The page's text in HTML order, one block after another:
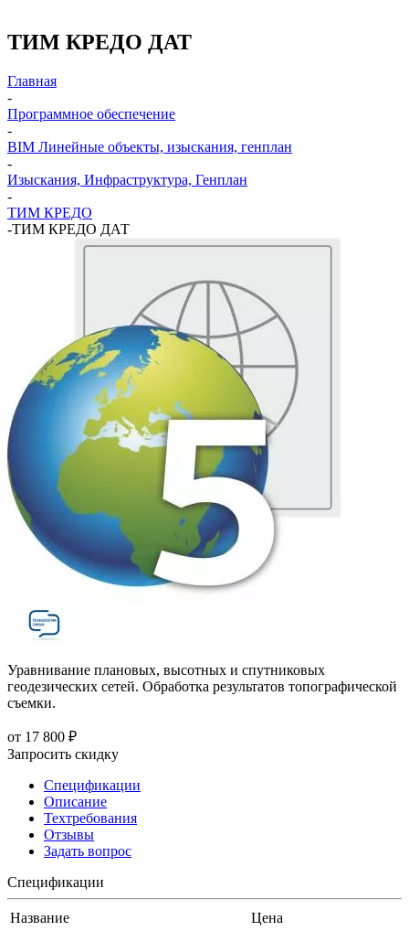
ТИМ КРЕДО ДАТ
Главная
-
Программное обеспечение
-
BIM Линейные объекты, изыскания, генплан
-
Изыскания, Инфраструктура, Генплан
-
ТИМ КРЕДО
-ТИМ КРЕДО ДАТ
Уравнивание плановых, высотных и спутниковых
геодезических сетей. Обработка результатов топографической
съемки.
от 17 800 ₽
Запросить скидку
Спецификации
Описание
Техтребования
Отзывы
Задать вопрос
Спецификации
Название
Цена